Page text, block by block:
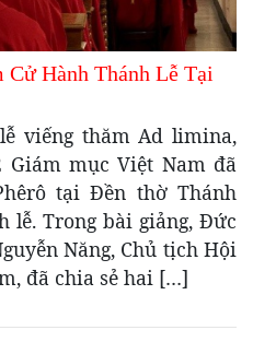
Hành Thánh Lễ Tại
viếng thăm Ad limina,
Giám mục Việt Nam đã
tại Đền thờ Thánh
lễ. Trong bài giảng, Đức
Năng, Chủ tịch Hội
đã chia sẻ hai […]